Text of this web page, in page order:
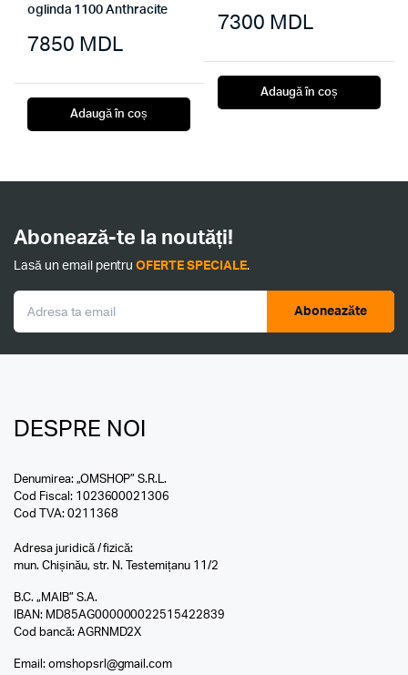
oglinda 1100 Anthracite
7850 MDL
Adaugă în coș
7300 MDL
Adaugă în coș
Abonează-te la noutăți!
Lasă un email pentruOFERTE SPECIALE.
Aboneazăte
DESPRE NOI
Denumirea: „OMSHOP” S.R.L.
Cod Fiscal: 1023600021306
Cod TVA: 0211368
Adresa juridică / fizică:
mun. Chișinău, str. N. Testemițanu 11/2
B.C. „MAIB” S.A.
IBAN: MD85AG000000022515422839
Cod bancă: AGRNMD2X
Email: omshopsrl@gmail.com